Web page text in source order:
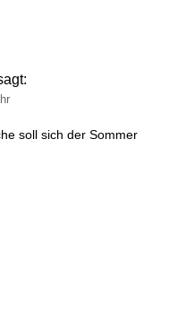
soll sich der Sommer